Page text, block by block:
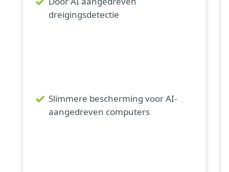
dreigingsdetectie
Slimmere bescherming voor AI-
aangedreven computers